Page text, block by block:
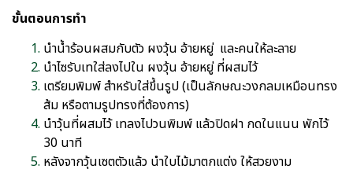
ขั้นตอนการทำ
นำน้ำร้อนผสมกับตัว ผงวุ้น อ้ายหยู่ และคนให้ละลาย
นำไซรับเทใส่ลงไปใน ผงวุ้น อ้ายหยู่ ที่ผสมไว้
เตรียมพิมพ์ สำหรับใส่ขึ้นรูป (เป็นลักษณะวงกลมเหมือนทรง
ส้ม หรือตามรูปทรงที่ต้องการ)
นำวุ้นที่ผสมไว้ เทลงไปวนพิมพ์ แล้วปิดฝา กดในแนน พักไว้
30 นาที
หลังจากวุ้นเซตตัวแล้ว นำใบไม้มาตกแต่ง ให้สวยงาม